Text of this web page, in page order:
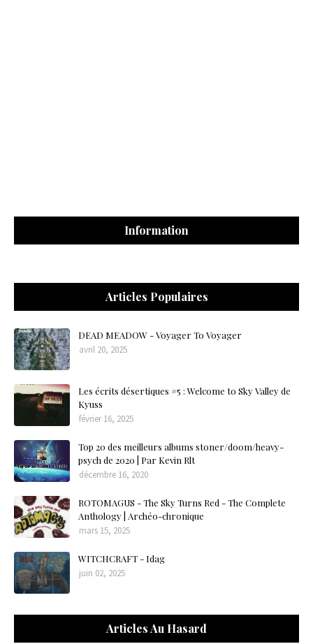
Information
Articles Populaires
DEAD MEADOW - Voyager To Voyager
avril 20, 2025
Les écrits désertiques #5 : Welcome to Sky Valley de
Kyuss
février 16, 2025
Top 20 des meilleurs albums stoner/doom/heavy-
psych de 2020 | Par Kevin Rlt
décembre 16, 2020
ROTOMAGUS - The Sky Turns Red - The Complete
Anthology | Archéo-chronique
mars 15, 2025
WITCHCRAFT - Idag
juin 02, 2025
Articles Au Hasard